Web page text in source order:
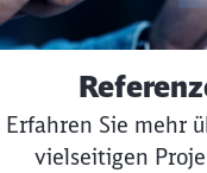
Erfahren Sie mehr
vielseitigen